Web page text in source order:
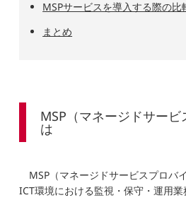
MSPサービスを導入する際の比
まとめ
MSP（マネージドサービ
は
MSP（マネージドサービスプロバ
ICT環境における監視・保守・運用